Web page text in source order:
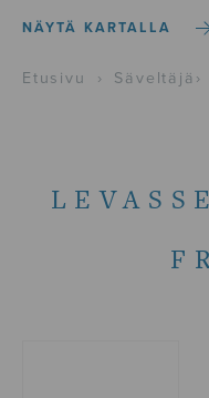
NÄYTÄ KARTALLA
Etusivu › Säveltäjä ›